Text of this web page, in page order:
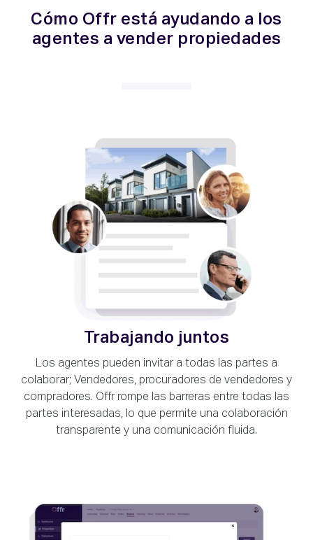
Cómo Offr está ayudando a los
agentes a vender propiedades
Trabajando juntos
Los agentes pueden invitar a todas las partes a
colaborar; Vendedores, procuradores de vendedores y
compradores. Offr rompe las barreras entre todas las
partes interesadas, lo que permite una colaboración
transparente y una comunicación fluida.